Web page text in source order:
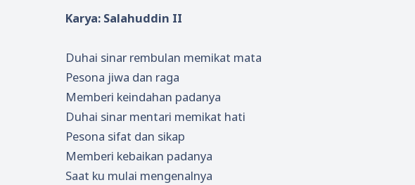
Karya: Salahuddin II
Duhai sinar rembulan memikat mata
Pesona jiwa dan raga
Memberi keindahan padanya
Duhai sinar mentari memikat hati
Pesona sifat dan sikap
Memberi kebaikan padanya
Saat ku mulai mengenalnya